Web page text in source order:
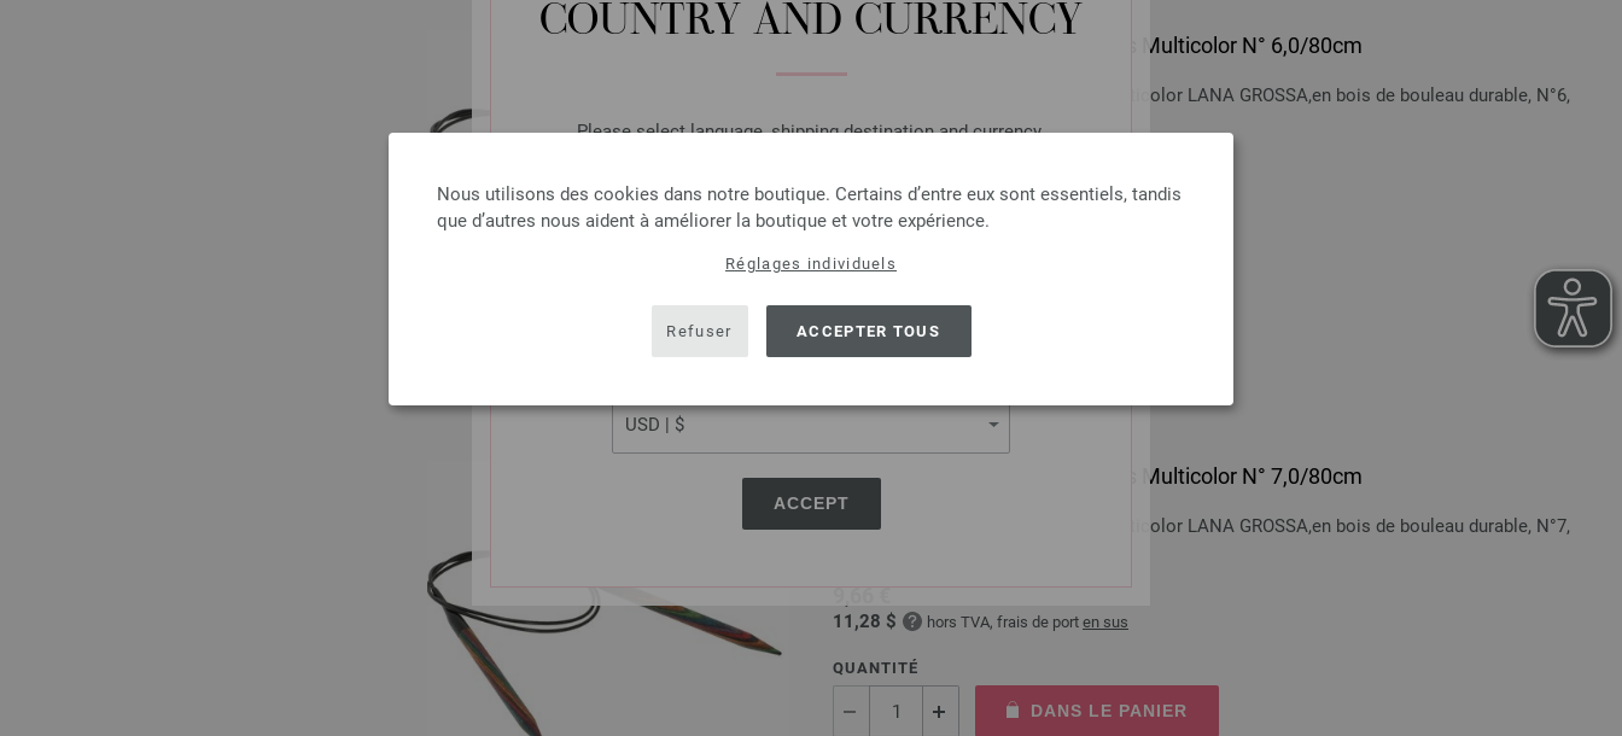
COUNTRY AND CURRENCY
Please select language, shipping destination and currency.
USA - The United States of America
ACCEPT
Nous utilisons des cookies dans notre boutique. Certains d’entre eux sont essentiels, tandis
que d’autres nous aident à améliorer la boutique et votre expérience.
Réglages individuels
Refuser ACCEPTER TOUS
Aiguille circulaire design en bois Multicolor N° 6,0/80cm
Aiguille circulaire design en bois Multicolor LANA GROSSA,en bois de bouleau durable, N°6,
longueur 80cm
9,76 $ hors TVA, frais de porten sus
Ajouter à liste d'envies
Aiguille circulaire design en bois Multicolor N° 7,0/80cm
Aiguille circulaire design en bois Multicolor LANA GROSSA,en bois de bouleau durable, N°7,
9,66 €
11,28 $ hors TVA, frais de port en sus
QUANTITÉ
DANS LE PANIER